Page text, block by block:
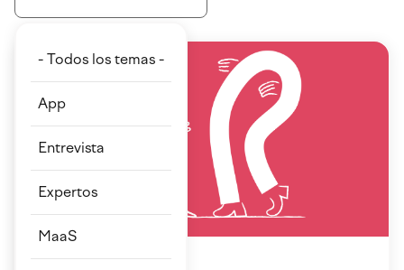
- Todos los temas -
App
Entrevista
Expertos
MaaS